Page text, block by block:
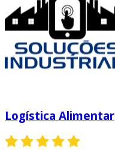
Logística Alimentar